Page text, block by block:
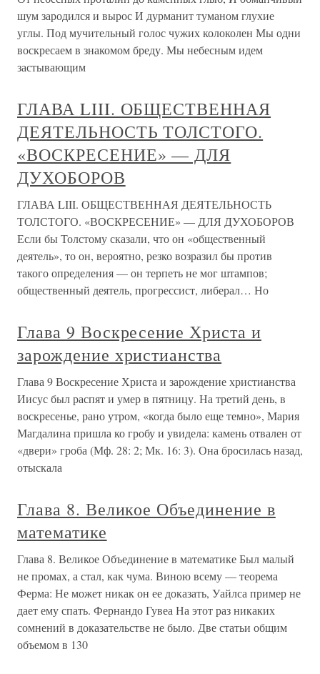
шум зародился и вырос И дурманит туманом глухие
углы. Под мучительный голос чужих колоколен Мы одни
воскресаем в знакомом бреду. Мы небесным идем
застывающим
ГЛАВА LIII. ОБЩЕСТВЕННАЯ
ДЕЯТЕЛЬНОСТЬ ТОЛСТОГО.
«ВОСКРЕСЕНИЕ» — ДЛЯ
ДУХОБОРОВ
ГЛАВА LIII. ОБЩЕСТВЕННАЯ ДЕЯТЕЛЬНОСТЬ
ТОЛСТОГО. «ВОСКРЕСЕНИЕ» — ДЛЯ ДУХОБОРОВ
Если бы Толстому сказали, что он «общественный
деятель», то он, вероятно, резко возразил бы против
такого определения — он терпеть не мог штампов;
общественный деятель, прогрессист, либерал… Но
Глава 9 Воскресение Христа и
зарождение христианства
Глава 9 Воскресение Христа и зарождение христианства
Иисус был распят и умер в пятницу. На третий день, в
воскресенье, рано утром, «когда было еще темно», Мария
Магдалина пришла ко гробу и увидела: камень отвален от
«двери» гроба (Мф. 28: 2; Мк. 16: 3). Она бросилась назад,
отыскала
Глава 8. Великое Объединение в
математике
Глава 8. Великое Объединение в математике Был малый
не промах, а стал, как чума. Виною всему — теорема
Ферма: Не может никак он ее доказать, Уайлса пример не
дает ему спать. Фернандо Гувеа На этот раз никаких
сомнений в доказательстве не было. Две статьи общим
объемом в 130